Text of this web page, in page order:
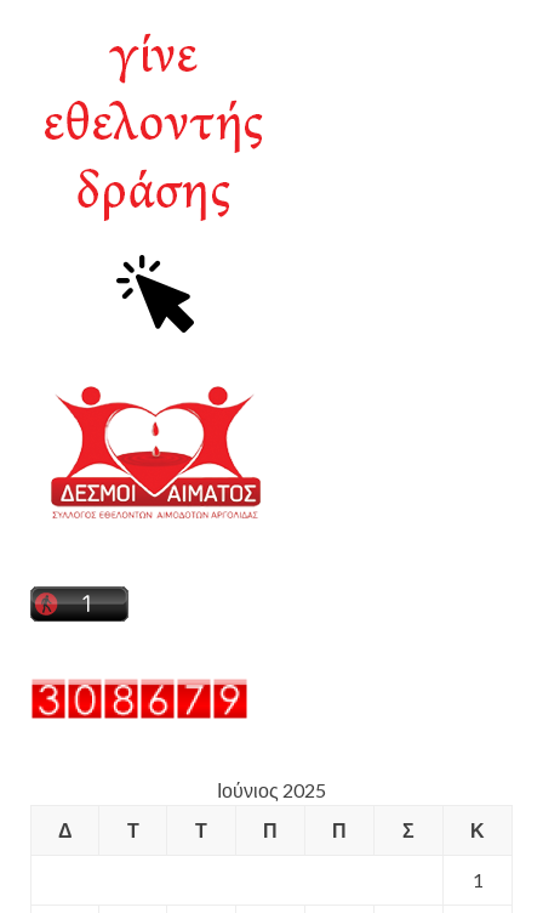
Ιούνιος 2025
Δ
Τ Τ Π Π Σ Κ
1